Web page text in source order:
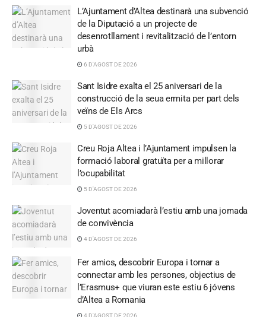
L’Ajuntament d’Altea destinarà una subvenció
de la Diputació a un projecte de
desenrotllament i revitalització de l’entorn
urbà
6 D'AGOST DE 2026
Sant Isidre exalta el 25 aniversari de la
construcció de la seua ermita per part dels
veïns de Els Arcs
5 D'AGOST DE 2026
Creu Roja Altea i l’Ajuntament impulsen la
formació laboral gratuïta per a millorar
l’ocupabilitat
5 D'AGOST DE 2026
Joventut acomiadarà l’estiu amb una jornada
de convivència
4 D'AGOST DE 2026
Fer amics, descobrir Europa i tornar a
connectar amb les persones, objectius de
l’Erasmus+ que viuran este estiu 6 jóvens
d’Altea a Romania
4 D'AGOST DE 2026